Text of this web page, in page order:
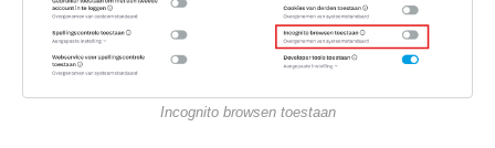
Incognito browsen toestaan